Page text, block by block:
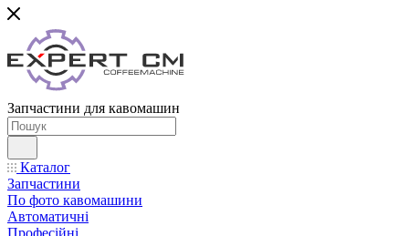
Запчастини для кавомашин
Каталог
Запчастини
По фото кавомашини
Автоматичні
Професійні